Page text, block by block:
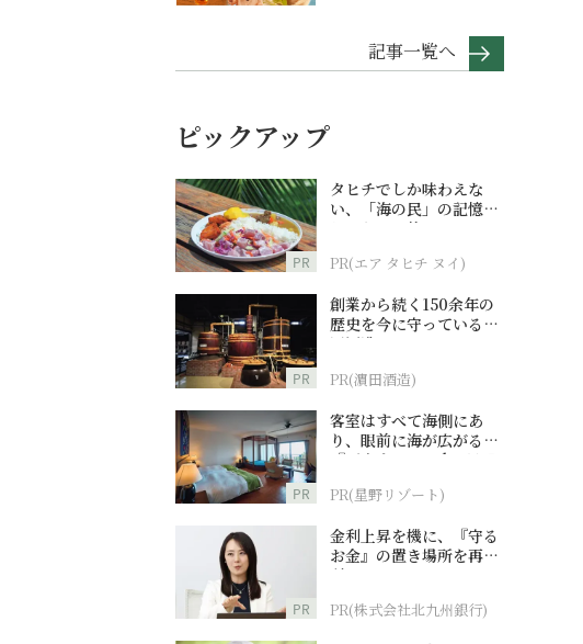
記事一覧へ
ピックアップ
PR
タヒチでしか味わえな
い、「海の民」の記憶へ
とつながる旅
PR(エア タヒチ ヌイ)
PR
創業から続く150余年の
歴史を今に守っている濵
田酒造
PR(濵田酒造)
PR
客室はすべて海側にあ
り、眼前に海が広がる
『西表島ホテル by 星野
PR(星野リゾート)
PR
金利上昇を機に、『守る
お金』の置き場所を再検
討
PR(株式会社北九州銀行)